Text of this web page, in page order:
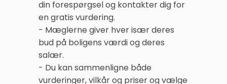
din forespørgsel og kontakter dig for
en gratis vurdering.
- Mæglerne giver hver især deres
bud på boligens værdi og deres
salær.
- Du kan sammenligne både
vurderinger, vilkår og priser og vælge